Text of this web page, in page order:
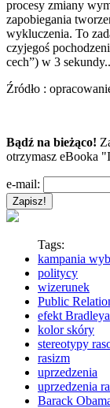
procesy zmiany
zapobiegania
wykluczenia. To
czyjegoś
cech”) w 3
Źródło :
Bądź na bieżąco!
otrzymasz eBooka
e-mail:
Tags:
kampania
politycy
wizerunek
Public
efekt Bradleya
kolor skóry
stereotypy
rasizm
uprzedzenia
uprzedzenia
Barack